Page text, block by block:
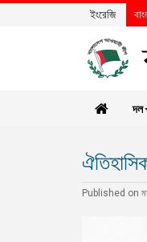
ইংরেজি
দল
Published on